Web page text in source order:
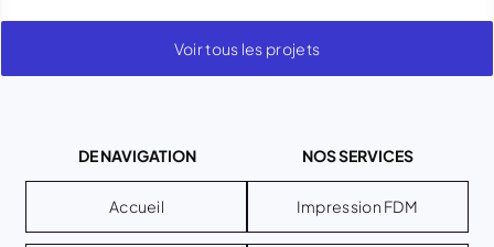
Voir tous les projets
DE NAVIGATION
Accueil
NOS SERVICES
Impression FDM